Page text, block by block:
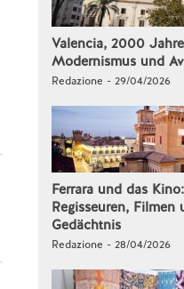
Valencia, 2000
Modernismus und
Redazione - 29/04/2026
Ferrara und das
Regisseuren, Filmen
Gedächtnis
Redazione - 28/04/2026